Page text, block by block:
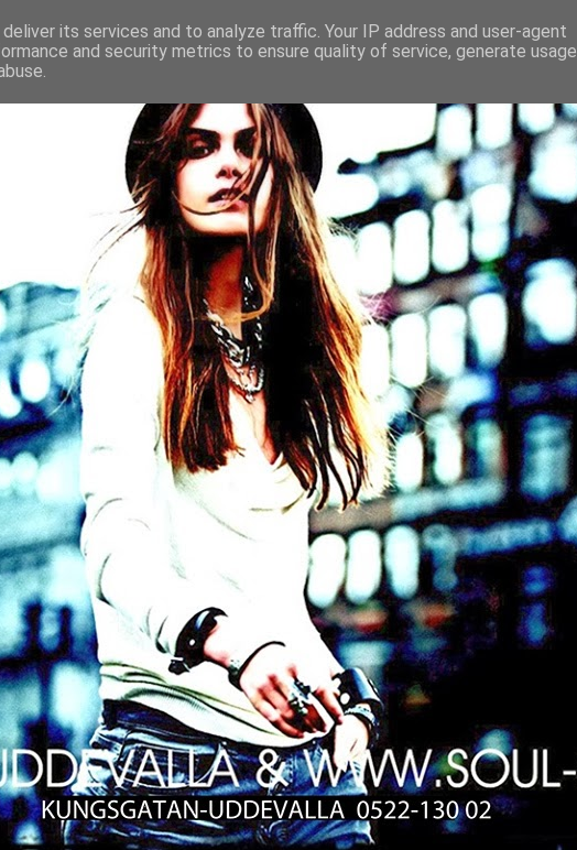
its services and to analyze traffic. Your IP address and user-agent
and security metrics to ensure quality of service, generate usage